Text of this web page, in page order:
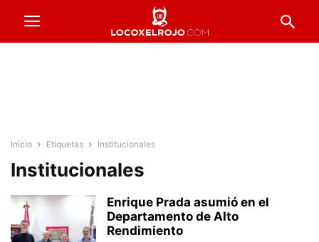
Inicio Etiquetas Institucionales
Institucionales
Enrique Prada asumió en el
Departamento de Alto
Rendimiento